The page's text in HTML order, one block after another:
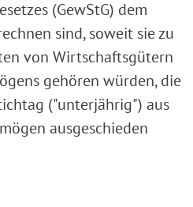
(GewStG) dem
sind, soweit sie zu
von Wirtschaftsgütern
gehören würden, die
("unterjährig") aus
ausgeschieden